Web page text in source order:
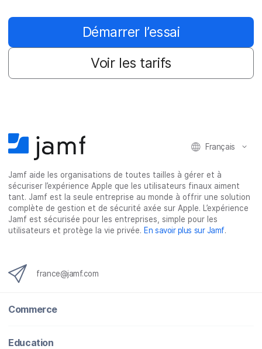
Démarrer l’essai
Voir les tarifs
Français
Jamf aide les organisations de toutes tailles à gérer et à
sécuriser l’expérience Apple que les utilisateurs finaux aiment
tant. Jamf est la seule entreprise au monde à offrir une solution
complète de gestion et de sécurité axée sur Apple. L’expérience
Jamf est sécurisée pour les entreprises, simple pour les
utilisateurs et protège la vie privée. En savoir plus sur Jamf.
france@jamf.com
Commerce
Education